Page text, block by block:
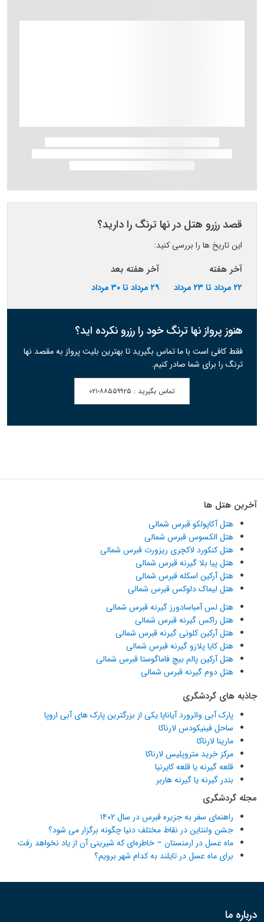
قصد رزرو هتل در نها ترنگ را دارید؟
این تاریخ ها را بررسی کنید:
آخر هفته
۲۲ مرداد تا ۲۳ مرداد
آخر هفته بعد
۲۹ مرداد تا ۳۰ مرداد
هنوز پرواز نها ترنگ خود را رزرو نکرده اید؟
فقط کافی است با ما تماس بگیرید تا بهترین بلیت پرواز به مقصد نها
ترنگ را برای شما صادر کنیم.
تماس بگیرید : ۰۲۱-۸۸۵۵۹۹۲۵
آخرین هتل ها
هتل آکاپولکو قبرس شمالی
هتل الکسوس قبرس شمالی
هتل کنکورد لاکچری ریزورت قبرس شمالی
هتل پیا بلا گیرنه قبرس شمالی
هتل آرکین اسکله قبرس شمالی
هتل لیماک دلوکس قبرس شمالی
هتل لس آمباسادورز گیرنه قبرس شمالی
هتل راکس گیرنه قبرس شمالی
هتل آرکین کلونی گیرنه قبرس شمالی
هتل کایا پلازو گیرنه قبرس شمالی
هتل آرکین پالم بیچ فاماگوستا قبرس شمالی
هتل دوم گیرنه قبرس شمالی
جاذبه های گردشگری
پارک آبی واترورد آیاناپا یکی از بزرگترین پارک های آبی اروپا
ساحل فینیکودس لارناکا
مارینا لارناکا
مرکز خرید متروپلیس لارناکا
قلعه گیرنه یا قلعه کایرنیا
بندر گیرنه یا گیرنه هاربر
مجله گردشگری
راهنمای سفر به جزیره قبرس در سال ۱۴۰۲
جشن ولنتاین در نقاط مختلف دنیا چگونه برگزار می شود؟
ماه عسل در ارمنستان – خاطره‌ای که شیرینی آن از یاد نخواهد رفت
برای ماه عسل در تایلند به کدام شهر برویم؟
درباره ما